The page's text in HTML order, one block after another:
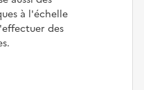
à l'échelle
des